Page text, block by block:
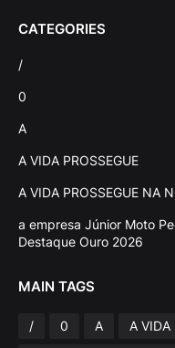
CATEGORIES
/
0
A
A VIDA PROSSEGUE
A VIDA PROSSEGUE NA
a empresa Júnior Moto
Destaque Ouro 2026
MAIN TAGS
/ 0 A
A VIDA